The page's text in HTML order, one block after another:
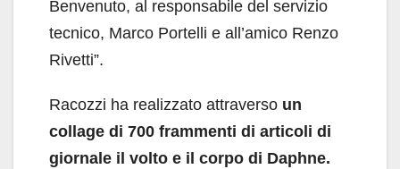
Benvenuto, al responsabile del servizio
tecnico, Marco Portelli e all’amico Renzo
Rivetti”.
Racozzi ha realizzato attraverso un
collage di 700 frammenti di articoli di
giornale il volto e il corpo di Daphne.